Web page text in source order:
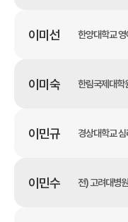
이미선 한양대학교
이미숙 한림국제대학
이민규 경상대학교
이민수 전) 고려대병